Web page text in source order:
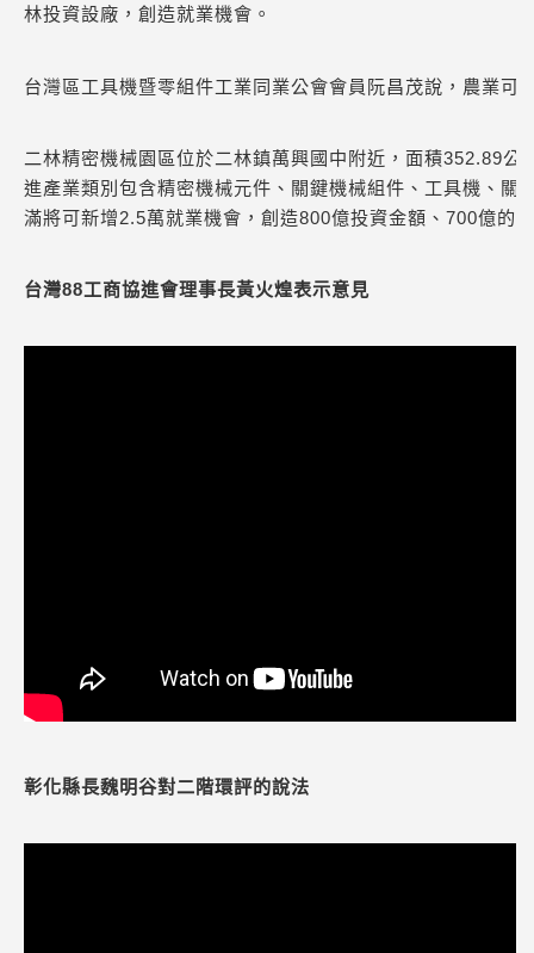
林投資設廠，創造就業機會。
台灣區工具機暨零組件工業同業公會會員阮昌茂說，農業可
二林精密機械園區位於二林鎮萬興國中附近，面積352.89公
進產業類別包含精密機械元件、關鍵機械組件、工具機、關
滿將可新增2.5萬就業機會，創造800億投資金額、700億的
台灣88工商協進會理事長黃火煌表示意見
彰化縣長魏明谷對二階環評的說法